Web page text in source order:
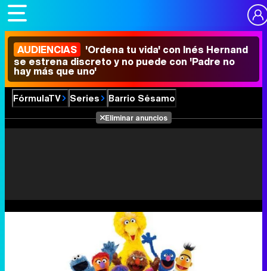
AUDIENCIAS 'Ordena tu vida' con Inés Hernand
se estrena discreto y no puede con 'Padre no
hay más que uno'
FórmulaTV Series Barrio Sésamo
Eliminar anuncios